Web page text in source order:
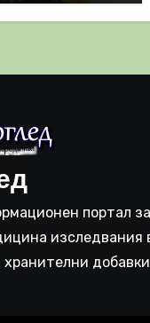
портал
добавки